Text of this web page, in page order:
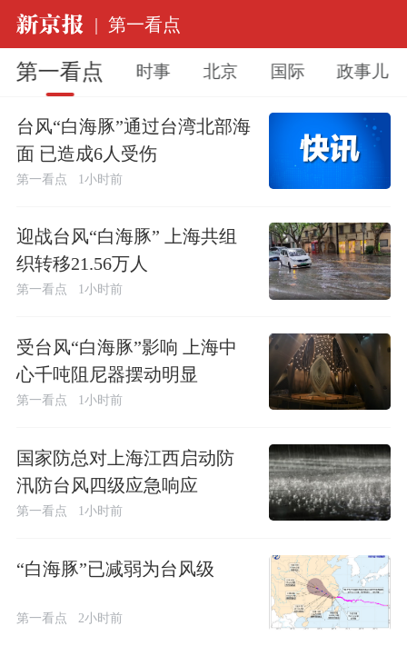
| 第一看点
第一看点 时事 北京 国际 政事儿
台风“白海豚”通过台湾北部海
面 已造成6人受伤
第一看点 1小时前
迎战台风“白海豚” 上海共组
织转移21.56万人
第一看点 1小时前
受台风“白海豚”影响 上海中
心千吨阻尼器摆动明显
第一看点 1小时前
国家防总对上海江西启动防
汛防台风四级应急响应
第一看点 1小时前
“白海豚”已减弱为台风级
第一看点 2小时前